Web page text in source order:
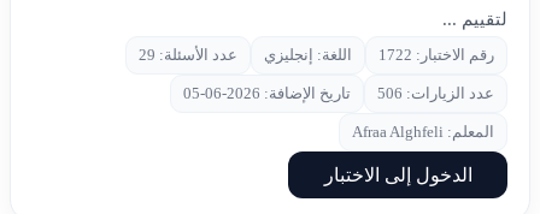
لتقييم ...
رقم الاختبار: 1722 اللغة: إنجليزي عدد الأسئلة: 29
عدد الزيارات: 506 تاريخ الإضافة: 2026-06-05
المعلم: Afraa Alghfeli
الدخول إلى الاختبار